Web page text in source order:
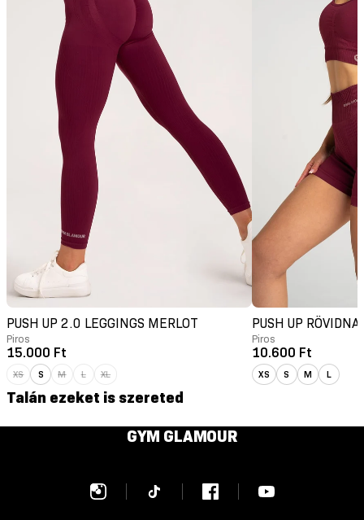
PUSH UP 2.0 LEGGINGS MERLOT
Piros
15.000 Ft
XS S M L XL
PUSH UP
Piros
10.600 Ft
XS S M L
Talán ezeket is szereted
GYM GLAMOUR